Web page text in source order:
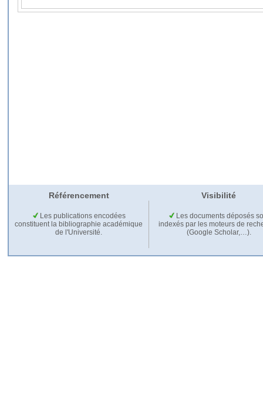
Référencement Visibilité
Les publications encodées
constituent la bibliographie académique
de l'Université.
Les documents déposés
indexés par les moteurs de
(Google Scholar,…).